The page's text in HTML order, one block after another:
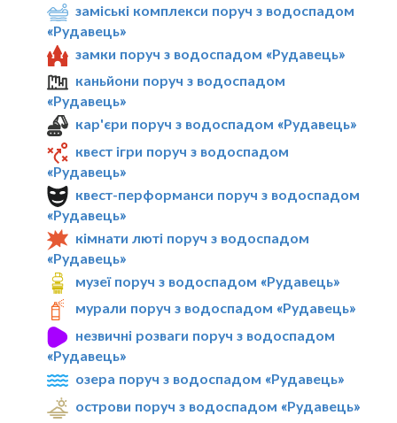
заміські комплекси поруч з водоспадом
«Рудавець»
замки поруч з водоспадом «Рудавець»
каньйони поруч з водоспадом
«Рудавець»
кар'єри поруч з водоспадом «Рудавець»
квест ігри поруч з водоспадом
«Рудавець»
квест-перформанси поруч з водоспадом
«Рудавець»
кімнати люті поруч з водоспадом
«Рудавець»
музеї поруч з водоспадом «Рудавець»
мурали поруч з водоспадом «Рудавець»
незвичні розваги поруч з водоспадом
«Рудавець»
озера поруч з водоспадом «Рудавець»
острови поруч з водоспадом «Рудавець»